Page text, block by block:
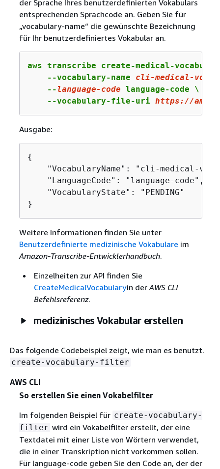
der Sprache Ihres benutzerdefinierten Vokabulars
entsprechenden Sprachcode an. Geben Sie für
„vocabulary-name“ die gewünschte Bezeichnung
für Ihr benutzerdefiniertes Vokabular an.
aws transcribe create-medical-
    --vocabulary-name
cli-medical -vocab
    --
language-code language-code \
    --vocabulary-file-uri
https: //
Ausgabe:
{
"VocabularyName": "cli-medical-
    "LanguageCode": "language-code",
    "VocabularyState": "PENDING"
}
Weitere Informationen finden Sie unter
Benutzerdefinierte medizinische Vokabulare im
Amazon-Transcribe-Entwicklerhandbuch.
Einzelheiten zur API finden Sie
CreateMedicalVocabularyin derAWS CLI
Befehlsreferenz.
medizinisches Vokabular erstellen
Das folgende Codebeispiel zeigt, wie man es benutzt.
create-vocabulary-filter
AWS CLI
So erstellen Sie einen Vokabelfilter
Im folgenden Beispiel für create-vocabulary-
filter wird ein Vokabelfilter erstellt, der eine
Textdatei mit einer Liste von Wörtern verwendet,
die in einer Transkription nicht vorkommen sollen.
Für language-code geben Sie den Code an, der der